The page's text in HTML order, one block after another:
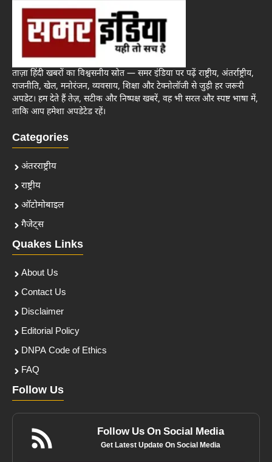
ताज़ा हिंदी खबरों का विश्वसनीय स्रोत — समर इंडिया पर पढ़ें राष्ट्रीय, अंतर्राष्ट्रीय,
राजनीति, खेल, मनोरंजन, व्यवसाय, शिक्षा और टेक्नोलॉजी से जुड़ी हर जरूरी
अपडेट। हम देते हैं तेज़, सटीक और निष्पक्ष खबरें, वह भी सरल और स्पष्ट भाषा में,
ताकि आप हमेशा अपडेटेड रहें।
Categories
अंतरराष्ट्रीय
राष्ट्रीय
ऑटोमोबाइल
गैजेट्स
Quakes Links
About Us
Contact Us
Disclaimer
Editorial Policy
DNPA Code of Ethics
FAQ
Follow Us
Follow Us On Social Media
Get Latest Update On Social Media